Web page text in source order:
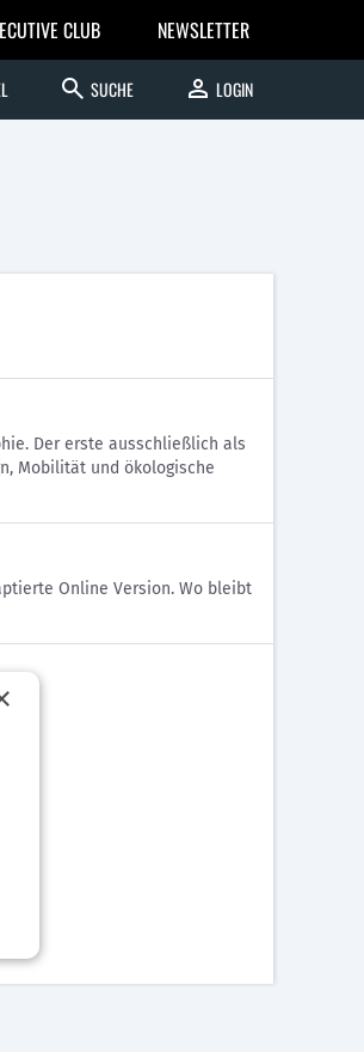
CLUB NEWSLETTER
search SUCHE person LOGIN
Der erste ausschließlich als
Mobilität und ökologische
Online Version. Wo bleibt